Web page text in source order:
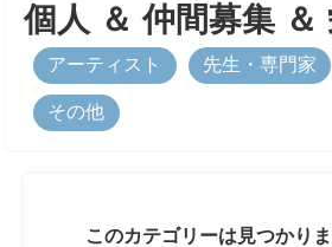
個人 ＆仲間募集 ＆
アーティスト 先生・専門家
その他
このカテゴリーは見つかりま